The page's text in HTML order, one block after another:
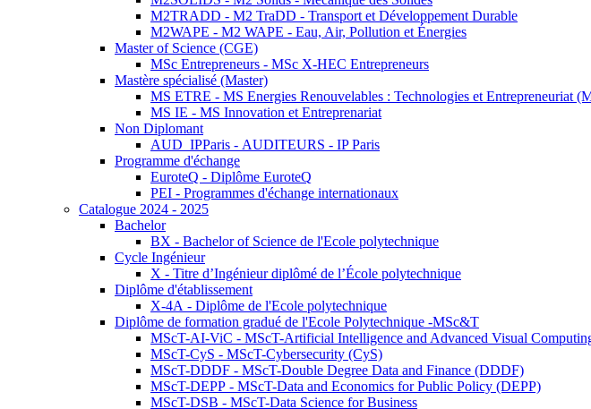
M2TRADD - M2 TraDD - Transport et Développement Durable
M2WAPE - M2 WAPE - Eau, Air, Pollution et Énergies
Master of Science (CGE)
MSc Entrepreneurs - MSc X-HEC Entrepreneurs
Mastère spécialisé (Master)
MS ETRE - MS Energies Renouvelables : Technologies et Entrepreneuriat
MS IE - MS Innovation et Entreprenariat
Non Diplomant
AUD_IPParis - AUDITEURS - IP Paris
Programme d'échange
EuroteQ - Diplôme EuroteQ
PEI - Programmes d'échange internationaux
Catalogue 2024 - 2025
Bachelor
BX - Bachelor of Science de l'Ecole polytechnique
Cycle Ingénieur
X - Titre d’Ingénieur diplômé de l’École polytechnique
Diplôme d'établissement
X-4A - Diplôme de l'Ecole polytechnique
Diplôme de formation gradué de l'Ecole Polytechnique -MSc&T
MScT-AI-ViC - MScT-Artificial Intelligence and Advanced Visual
MScT-CyS - MScT-Cybersecurity (CyS)
MScT-DDDF - MScT-Double Degree Data and Finance (DDDF)
MScT-DEPP - MScT-Data and Economics for Public Policy (DEPP)
MScT-DSB - MScT-Data Science for Business